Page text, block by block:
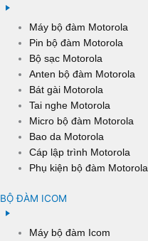
Máy bộ đàm Motorola
Pin bộ đàm Motorola
Bộ sạc Motorola
Anten bộ đàm Motorola
Bát gài Motorola
Tai nghe Motorola
Micro bộ đàm Motorola
Bao da Motorola
Cáp lập trình Motorola
Phụ kiện bộ đàm Motorola
BỘ ĐÀM ICOM
Máy bộ đàm Icom